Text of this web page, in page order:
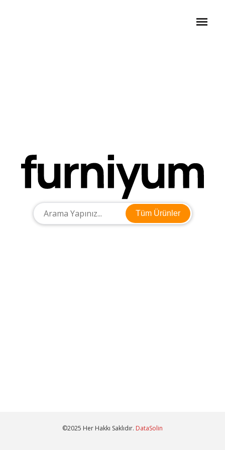
Tüm Ürünler
©2025 Her Hakkı Saklıdır. DataSolin